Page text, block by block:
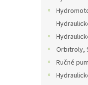
Orbitroly,
Ručné